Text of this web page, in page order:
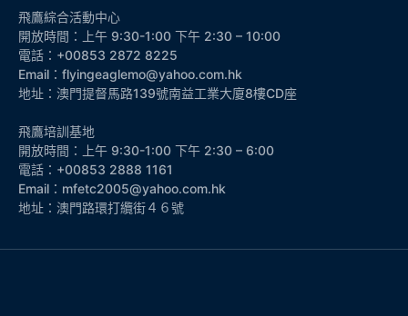
飛鷹綜合活動中心
開放時間：上午 9:30-1:00 下午 2:30 – 10:00
電話：+00853 2872 8225
Email：flyingeaglemo@yahoo.com.hk
地址：澳門提督馬路139號南益工業大廈8樓CD座
飛鷹培訓基地
開放時間：上午 9:30-1:00 下午 2:30 – 6:00
電話：+00853 2888 1161
Email：mfetc2005@yahoo.com.hk
地址：澳門路環打纜街４６號